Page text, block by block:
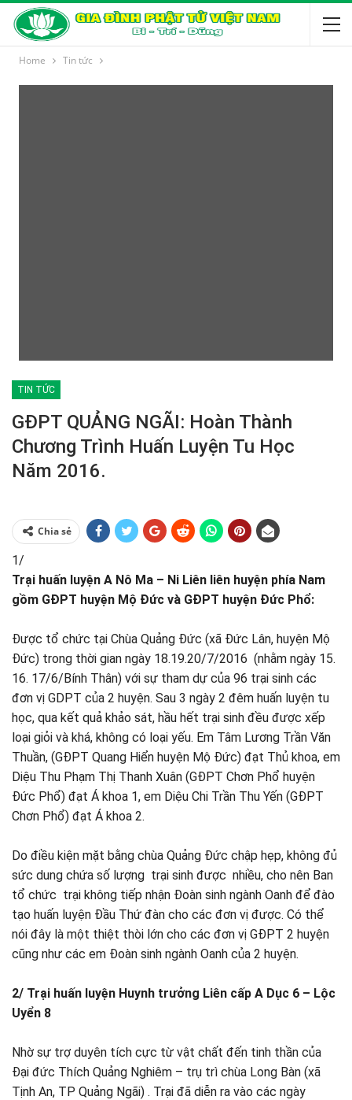
Home Tin tức
TIN TỨC
GĐPT QUẢNG NGÃI: Hoàn Thành
Chương Trình Huấn Luyện Tu Học
Năm 2016.
Chia sẻ
1/
Trại huấn luyện A Nô Ma – Ni Liên liên huyện phía Nam
gồm GĐPT huyện Mộ Đức và GĐPT huyện Đức Phổ:
Được tổ chức tại Chùa Quảng Đức (xã Đức Lân, huyện Mộ
Đức) trong thời gian ngày 18.19.20/7/2016 (nhằm ngày 15.
16. 17/6/Bính Thân) với sự tham dự của 96 trại sinh các
đơn vị GDPT của 2 huyện. Sau 3 ngày 2 đêm huấn luyện tu
học, qua kết quả khảo sát, hầu hết trại sinh đều được xếp
loại giỏi và khá, không có loại yếu. Em Tâm Lương Trần Văn
Thuần, (GĐPT Quang Hiển huyện Mộ Đức) đạt Thủ khoa, em
Diệu Thu Phạm Thị Thanh Xuân (GĐPT Chơn Phổ huyện
Đức Phổ) đạt Á khoa 1, em Diệu Chi Trần Thu Yến (GĐPT
Chơn Phổ) đạt Á khoa 2.
Do điều kiện mặt bằng chùa Quảng Đức chập hẹp, không đủ
sức dung chứa số lượng trại sinh được nhiều, cho nên Ban
tổ chức trại không tiếp nhận Đoàn sinh ngành Oanh để đào
tạo huấn luyện Đầu Thứ đàn cho các đơn vị được. Có thể
nói đây là một thiệt thòi lớn cho các đơn vị GĐPT 2 huyện
cũng như các em Đoàn sinh ngành Oanh của 2 huyện.
2/ Trại huấn luyện Huynh trưởng Liên cấp A Dục 6 – Lộc
Uyển 8
Nhờ sự trợ duyên tích cực từ vật chất đến tinh thần của
Đại đức Thích Quảng Nghiêm – trụ trì chùa Long Bàn (xã
Tịnh An, TP Quảng Ngãi) . Trại đã diễn ra vào các ngày